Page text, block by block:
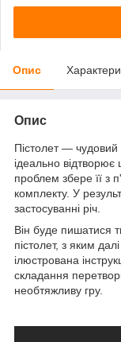
Опис
Опис
Пістолет — чудовий
ідеально
проблем збере її з
комплекту. У
застосуванні річ.
Він буде пишатися
пістолет, з яким
ілюстрована
складання
необтяжливу гру.